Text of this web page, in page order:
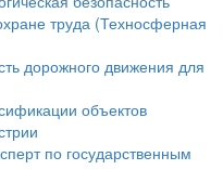
труда (Техносферная
дорожного движения для
объектов
по государственным